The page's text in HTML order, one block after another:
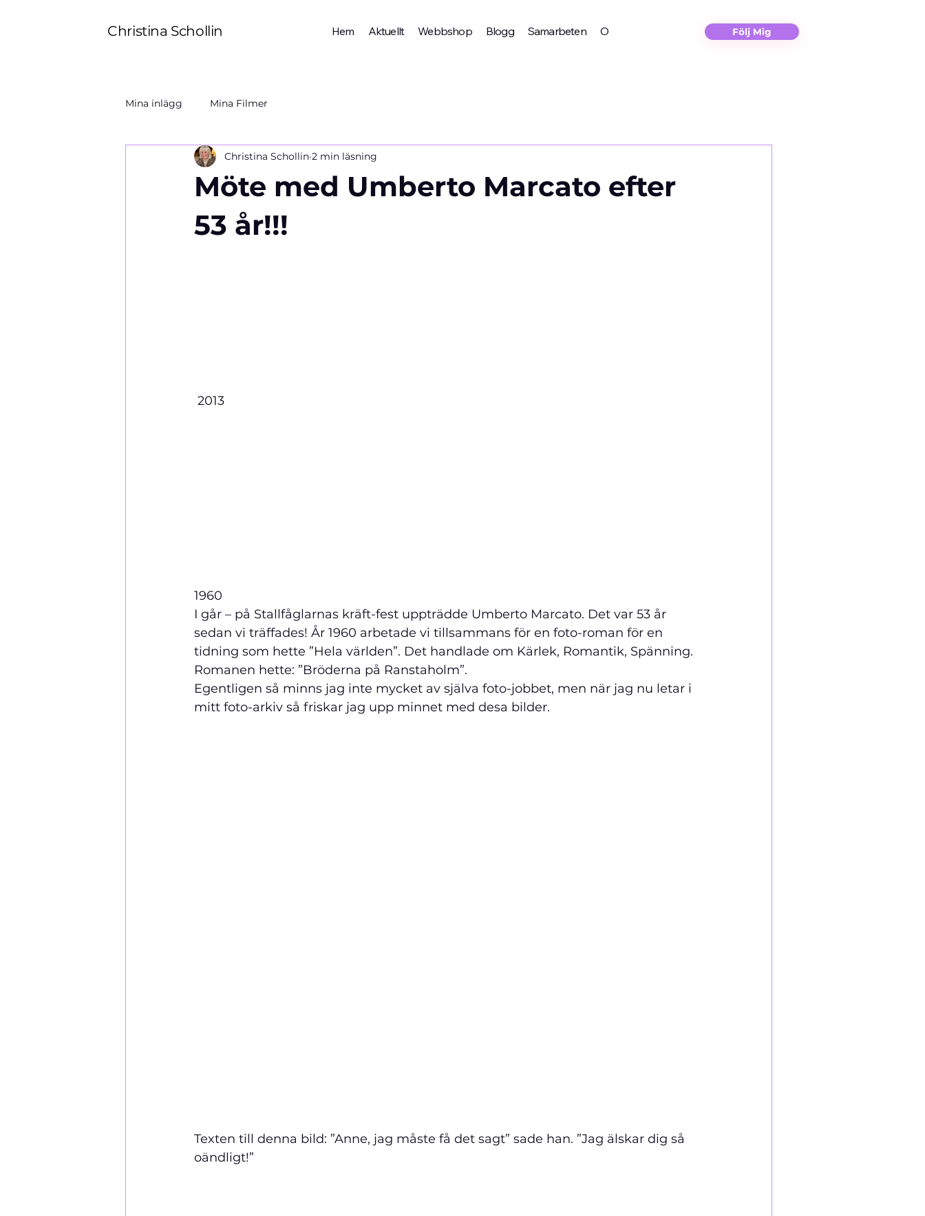
Christina Schollin Hem Aktuellt Webbshop Blogg Samarbeten Om Christina Kontakt Följ Mig
Mina inlägg Mina Filmer
Möte med Umberto Marcato efter
53 år!!!
Christina Schollin 2 min läsning
2013
1960
I går – på Stallfåglarnas kräft-fest uppträdde Umberto Marcato. Det var 53 år
sedan vi träffades! År 1960 arbetade vi tillsammans för en foto-roman för en
tidning som hette ”Hela världen”. Det handlade om Kärlek, Romantik, Spänning.
Romanen hette: ”Bröderna på Ranstaholm”.
Egentligen så minns jag inte mycket av själva foto-jobbet, men när jag nu letar i
mitt foto-arkiv så friskar jag upp minnet med desa bilder.
Texten till denna bild: ”Anne, jag måste få det sagt” sade han. ”Jag älskar dig så
oändligt!”